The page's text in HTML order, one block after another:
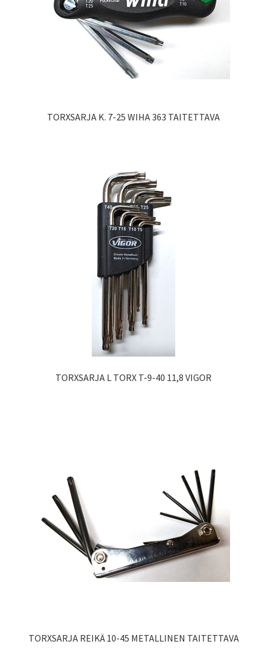
TORXSARJA K. 7-25 WIHA 363 TAITETTAVA
TORXSARJA L TORX T-9-40 11,8 VIGOR
TORXSARJA REIKÄ 10-45 METALLINEN TAITETTAVA